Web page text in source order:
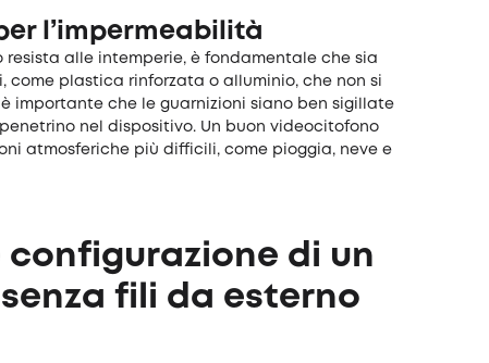
l’impermeabilità
resista alle intemperie, è fondamentale che sia
come plastica rinforzata o alluminio, che non si
importante che le guarnizioni siano ben sigillate
nel dispositivo. Un buon videocitofono
atmosferiche più difficili, come pioggia, neve e
configurazione di un
fili da esterno